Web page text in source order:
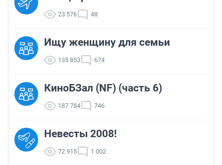
23 576 48
Ищу женщину для семьи
135 853 674
КиноБЗал (NF) (часть 6)
187 784 746
Невесты 2008!
72 915 1 002